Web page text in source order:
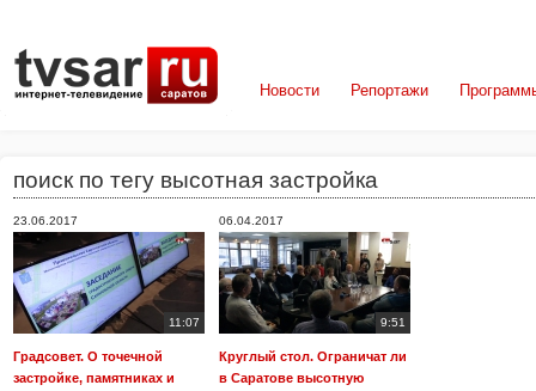
Новости Репортажи
поиск по тегу высотная застройка
23.06.2017
11:07
Градсовет. О точечной
застройке, памятниках и
06.04.2017
9:51
Круглый стол. Ограничат ли
в Саратове высотную